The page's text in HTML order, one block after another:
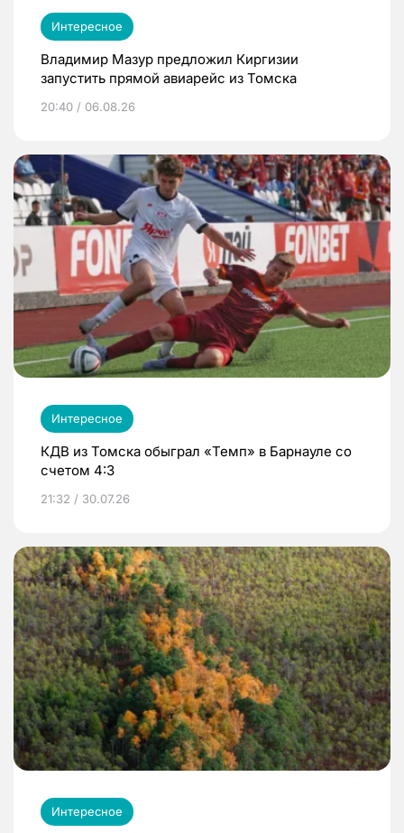
Интересное
Владимир Мазур предложил Киргизии
запустить прямой авиарейс из Томска
20:40 / 06.08.26
Интересное
КДВ из Томска обыграл «Темп» в Барнауле со
счетом 4:3
21:32 / 30.07.26
Интересное